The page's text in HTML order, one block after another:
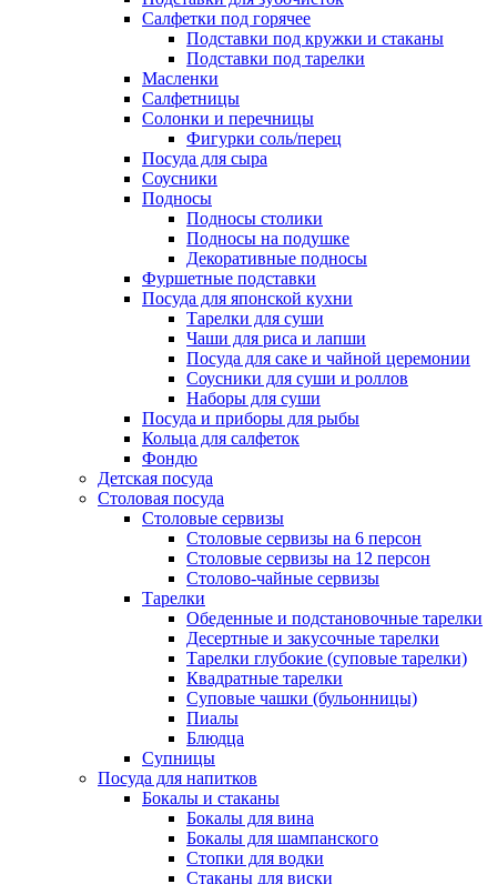
Салфетки под горячее
Подставки под кружки и стаканы
Подставки под тарелки
Масленки
Салфетницы
Солонки и перечницы
Фигурки соль/перец
Посуда для сыра
Соусники
Подносы
Подносы столики
Подносы на подушке
Декоративные подносы
Фуршетные подставки
Посуда для японской кухни
Тарелки для суши
Чаши для риса и лапши
Посуда для саке и чайной церемонии
Соусники для суши и роллов
Наборы для суши
Посуда и приборы для рыбы
Кольца для салфеток
Фондю
Детская посуда
Столовая посуда
Столовые сервизы
Столовые сервизы на 6 персон
Столовые сервизы на 12 персон
Столово-чайные сервизы
Тарелки
Обеденные и подстановочные тарелки
Десертные и закусочные тарелки
Тарелки глубокие (суповые тарелки)
Квадратные тарелки
Суповые чашки (бульонницы)
Пиалы
Блюдца
Супницы
Посуда для напитков
Бокалы и стаканы
Бокалы для вина
Бокалы для шампанского
Стопки для водки
Стаканы для виски